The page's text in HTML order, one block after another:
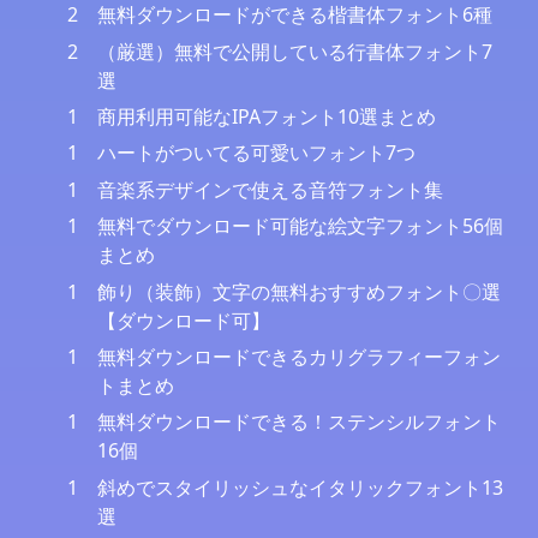
2
無料ダウンロードができる楷書体フォント6種
2
（厳選）無料で公開している行書体フォント7
選
1
商用利用可能なIPAフォント10選まとめ
1
ハートがついてる可愛いフォント7つ
1
音楽系デザインで使える音符フォント集
1
無料でダウンロード可能な絵文字フォント56個
まとめ
1
飾り（装飾）文字の無料おすすめフォント〇選
【ダウンロード可】
1
無料ダウンロードできるカリグラフィーフォン
トまとめ
1
無料ダウンロードできる！ステンシルフォント
16個
1
斜めでスタイリッシュなイタリックフォント13
選